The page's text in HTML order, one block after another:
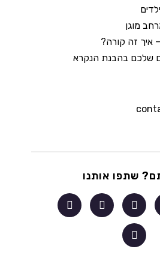
מוגן
איך זה קורה?
שלכם בהבנת הנקרא
שתפו אותנו